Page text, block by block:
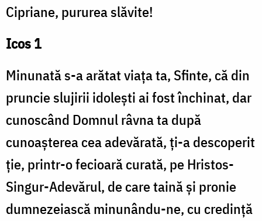
Cipriane, pururea slăvite!
Icos 1
Minunată s-a arătat viața ta, Sfinte, că din
pruncie slujirii idolești ai fost închinat, dar
cunoscând Domnul râvna ta după
cunoașterea cea adevărată, ți-a descoperit
ție, printr-o fecioară curată, pe Hristos-
Singur-Adevărul, de care taină și pronie
dumnezeiască minunându-ne, cu credință